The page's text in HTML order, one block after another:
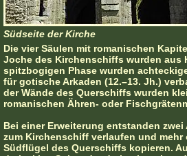
Südseite der Kirche
Die vier Säulen mit romanischen
Joche des Kirchenschiffs wurden aus
spitzbogigen Phase wurden
für gotische Arkaden (12.–13. Jh.)
der Wände des Querschiffs wurden
romanischen Ähren- oder
Bei einer Erweiterung entstanden
zum Kirchenschiff verlaufen und mehr
Südflügel des Querschiffs kopieren.